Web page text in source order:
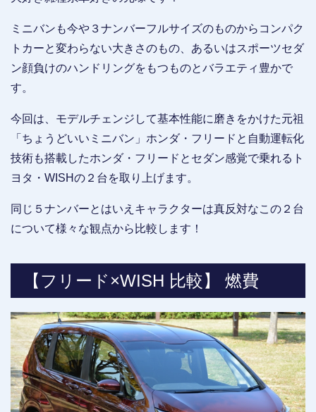
ミニバンも今や３ナンバーフルサイズのものからコンパク
トカーと変わらない大きさのもの、あるいはスポーツセダ
ン顔負けのハンドリングをもつものとバラエティ豊かで
す。
今回は、モデルチェンジして基本性能に磨きをかけた元祖
「ちょうどいいミニバン」ホンダ・フリードと自動運転化
技術も搭載したホンダ・フリードとセダン感覚で乗れるト
ヨタ・WISHの２台を取り上げます。
同じ５ナンバーとはいえキャラクターは真反対なこの２台
について様々な観点から比較します！
【フリード×WISH 比較】 燃費